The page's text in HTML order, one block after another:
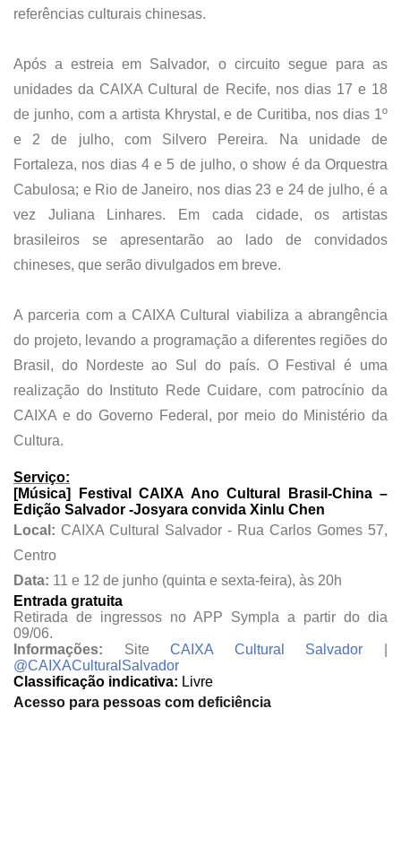
referências culturais chinesas.
Após a estreia em Salvador, o circuito segue para as
unidades da CAIXA Cultural de Recife, nos dias 17 e 18
de junho, com a artista Khrystal, e de Curitiba, nos dias 1º
e 2 de julho, com Silvero Pereira. Na unidade de
Fortaleza, nos dias 4 e 5 de julho, o show é da Orquestra
Cabulosa; e Rio de Janeiro, nos dias 23 e 24 de julho, é a
vez Juliana Linhares. Em cada cidade, os artistas
brasileiros se apresentarão ao lado de convidados
chineses, que serão divulgados em breve.
A parceria com a CAIXA Cultural viabiliza a abrangência
do projeto, levando a programação a diferentes regiões do
Brasil, do Nordeste ao Sul do país. O Festival é uma
realização do Instituto Rede Cuidare, com patrocínio da
CAIXA e do Governo Federal, por meio do Ministério da
Cultura.
Serviço:
[Música] Festival CAIXA Ano Cultural Brasil-China –
Edição Salvador -Josyara convida Xinlu Chen
Local: CAIXA Cultural Salvador - Rua Carlos Gomes 57,
Centro
Data: 11 e 12 de junho (quinta e sexta-feira), às 20h
Entrada gratuita
Retirada de ingressos no APP Sympla a partir do dia
09/06.
Informações: SiteCAIXA Cultural Salvador
@CAIXACulturalSalvador
Classificação indicativa: Livre
Acesso para pessoas com deficiência